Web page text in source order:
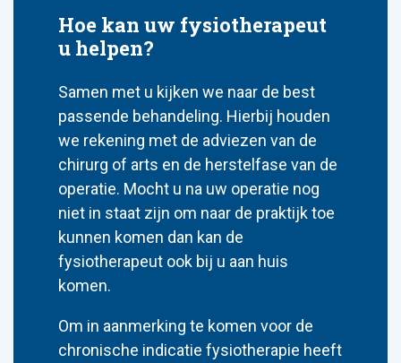
Hoe kan uw fysiotherapeut
u helpen?
Samen met u kijken we naar de best
passende behandeling. Hierbij houden
we rekening met de adviezen van de
chirurg of arts en de herstelfase van de
operatie. Mocht u na uw operatie nog
niet in staat zijn om naar de praktijk toe
kunnen komen dan kan de
fysiotherapeut ook bij u aan huis
komen.
Om in aanmerking te komen voor de
chronische indicatie fysiotherapie heeft